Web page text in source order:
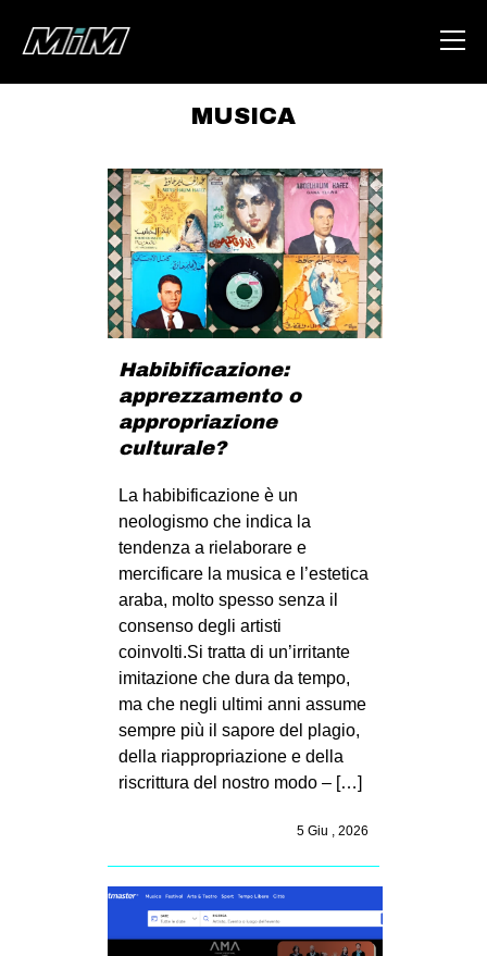
ABOUT
AREA
DEGENERAZIONE
GAZA FREESTYLE
MSM
STUDENTI TSUNAMI
MILANO
MOBILITAZIONI
SPAZI
SPORT POPOLARE
MOVIMENTI
ANTIFASCISMO
DIRITTO ALL’ABITARE
REPRESSIONE
STUDENTI
MUSICA
Habibificazione:
apprezzamento o
appropriazione
culturale?
La habibificazione è un
neologismo che indica la
tendenza a rielaborare e
mercificare la musica e l’estetica
araba, molto spesso senza il
consenso degli artisti
coinvolti.Si tratta di un’irritante
imitazione che dura da tempo,
ma che negli ultimi anni assume
sempre più il sapore del plagio,
della riappropriazione e della
riscrittura del nostro modo – […]
5 Giu , 2026